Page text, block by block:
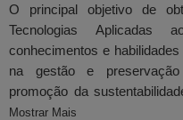
O principal objetivo de
Tecnologias Aplicadas
conhecimentos e
na gestão e
promoção da
Mostrar Mais